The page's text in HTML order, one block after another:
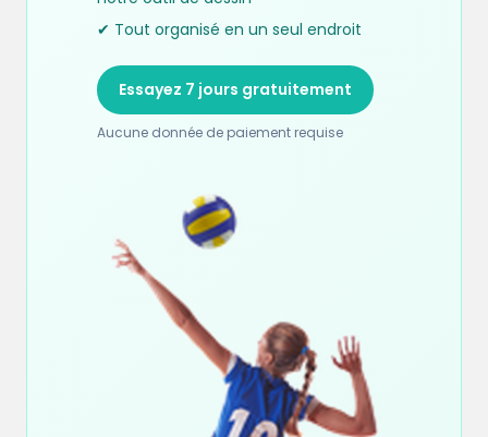
✔ Tout organisé en un seul endroit
Essayez 7 jours gratuitement
Aucune donnée de paiement requise